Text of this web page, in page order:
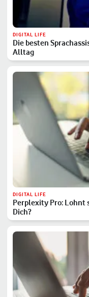
DIGITAL LIFE
Die besten
Alltag
DIGITAL LIFE
Perplexity Pro: Lohnt
Dich?